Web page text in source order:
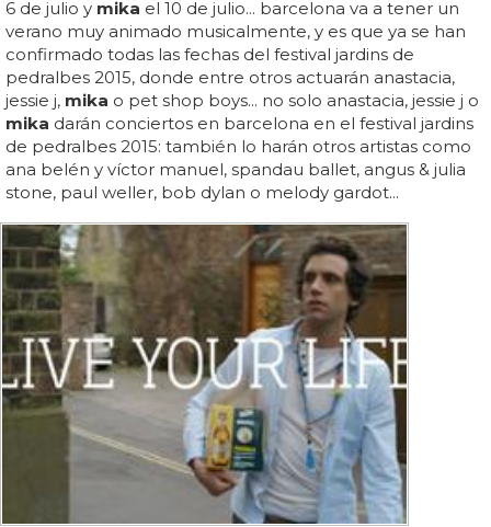
6 de julio y mika el 10 de julio... barcelona va a tener un
verano muy animado musicalmente, y es que ya se han
confirmado todas las fechas del festival jardins de
pedralbes 2015, donde entre otros actuarán anastacia,
jessie j, mika o pet shop boys... no solo anastacia, jessie j o
mika darán conciertos en barcelona en el festival jardins
de pedralbes 2015: también lo harán otros artistas como
ana belén y víctor manuel, spandau ballet, angus & julia
stone, paul weller, bob dylan o melody gardot...